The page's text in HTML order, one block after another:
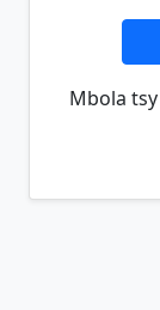
Mbola